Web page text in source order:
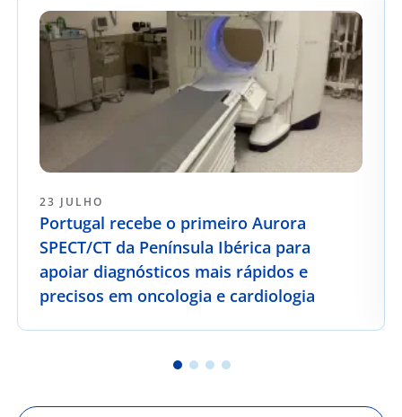
23 JULHO
Portugal recebe o primeiro Aurora
SPECT/CT da Península Ibérica para
apoiar diagnósticos mais rápidos e
precisos em oncologia e cardiologia